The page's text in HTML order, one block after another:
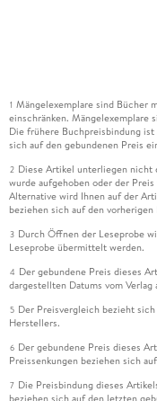
1 Mängelexemplare sind Bücher
einschränken. Mängelexemplare
Die frühere Buchpreisbindung ist
sich auf den gebundenen Preis
2 Diese Artikel unterliegen nicht
wurde aufgehoben oder der
Alternative wird Ihnen auf der
beziehen sich auf den vorherigen
3 Durch Öffnen der Leseprobe
Leseprobe übermittelt werden.
4 Der gebundene Preis dieses
dargestellten Datums vom Verlag
5 Der Preisvergleich bezieht
Herstellers.
6 Der gebundene Preis dieses
Preissenkungen beziehen sich
7 Die Preisbindung dieses